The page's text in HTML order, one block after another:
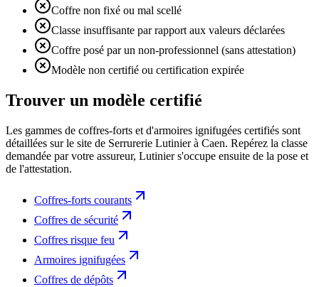
Coffre non fixé ou mal scellé
Classe insuffisante par rapport aux valeurs déclarées
Coffre posé par un non-professionnel (sans attestation)
Modèle non certifié ou certification expirée
Trouver un modèle certifié
Les gammes de coffres-forts et d'armoires ignifugées certifiés sont
détaillées sur le site de Serrurerie Lutinier à Caen. Repérez la classe
demandée par votre assureur, Lutinier s'occupe ensuite de la pose et
de l'attestation.
Coffres-forts courants
Coffres de sécurité
Coffres risque feu
Armoires ignifugées
Coffres de dépôts